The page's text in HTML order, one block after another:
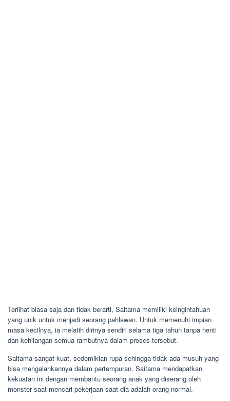
Terlihat biasa saja dan tidak berarti, Saitama memiliki keingintahuan
yang unik untuk menjadi seorang pahlawan. Untuk memenuhi impian
masa kecilnya, ia melatih dirinya sendiri selama tiga tahun tanpa henti
dan kehilangan semua rambutnya dalam proses tersebut.
Saitama sangat kuat, sedemikian rupa sehingga tidak ada musuh yang
bisa mengalahkannya dalam pertempuran. Saitama mendapatkan
kekuatan ini dengan membantu seorang anak yang diserang oleh
monster saat mencari pekerjaan saat dia adalah orang normal.